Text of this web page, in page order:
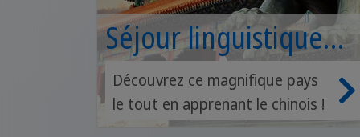
Séjour linguistique
Pékin
Découvrez ce magnifique pays
le tout en apprenant le chinois !